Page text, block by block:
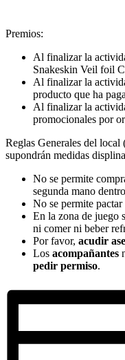
Premios:
Al finalizar la
Snakeskin Veil foil
Al finalizar la
producto que ha
Al finalizar la
promocionales por
Reglas Generales del
supondrán medidas
No se permite
segunda mano
No se permite pactar
En la zona de juego
ni comer ni beber
Por favor, acudir
Los acompañantes
pedir permiso.